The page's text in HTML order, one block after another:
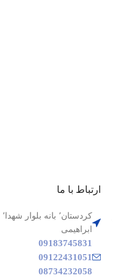
ارتباط با ما
ابراهیمی
09183745831
09122431051
08734232058